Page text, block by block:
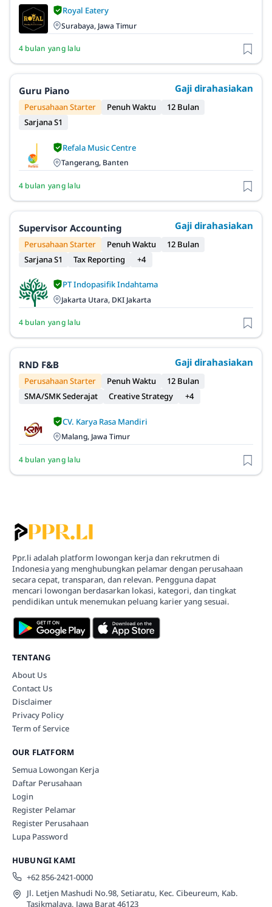
Royal Eatery
Surabaya, Jawa Timur
4 bulan yang lalu
Guru Piano Gaji dirahasiakan
Perusahaan Starter Penuh Waktu
12 Bulan
Sarjana S1
Refala Music Centre
Tangerang, Banten
4 bulan yang lalu
Supervisor Accounting Gaji dirahasiakan
Perusahaan Starter Penuh Waktu
12 Bulan
Sarjana S1
Tax Reporting +4
PT Indopasifik Indahtama
Jakarta Utara, DKI Jakarta
4 bulan yang lalu
RND F&B Gaji dirahasiakan
Perusahaan Starter Penuh Waktu
12 Bulan
SMA/SMK Sederajat
Creative Strategy +4
CV. Karya Rasa Mandiri
Malang, Jawa Timur
4 bulan yang lalu
Ppr.li adalah platform lowongan kerja dan rekrutmen di
Indonesia yang menghubungkan pelamar dengan perusahaan
secara cepat, transparan, dan relevan. Pengguna dapat
mencari lowongan berdasarkan lokasi, kategori, dan tingkat
pendidikan untuk menemukan peluang karier yang sesuai.
TENTANG
About Us
Contact Us
Disclaimer
Privacy Policy
Term of Service
OUR FLATFORM
Semua Lowongan Kerja
Daftar Perusahaan
Login
Register Pelamar
Register Perusahaan
Lupa Password
HUBUNGI KAMI
+62 856-2421-0000
Jl. Letjen Mashudi No.98, Setiaratu, Kec. Cibeureum, Kab.
Tasikmalaya, Jawa Barat 46123